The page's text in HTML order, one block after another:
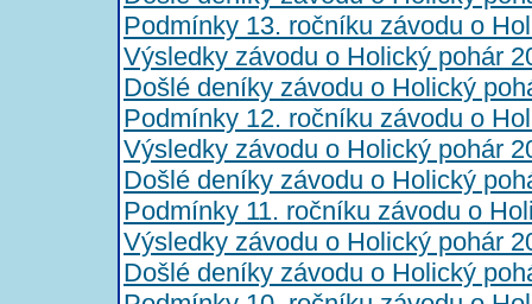
Podmínky 13. ročníku závodu o
Výsledky závodu o Holický pohár
Došlé deníky závodu o Holický
Podmínky 12. ročníku závodu o
Výsledky závodu o Holický pohár
Došlé deníky závodu o Holický
Podmínky 11. ročníku závodu o
Výsledky závodu o Holický pohár
Došlé deníky závodu o Holický